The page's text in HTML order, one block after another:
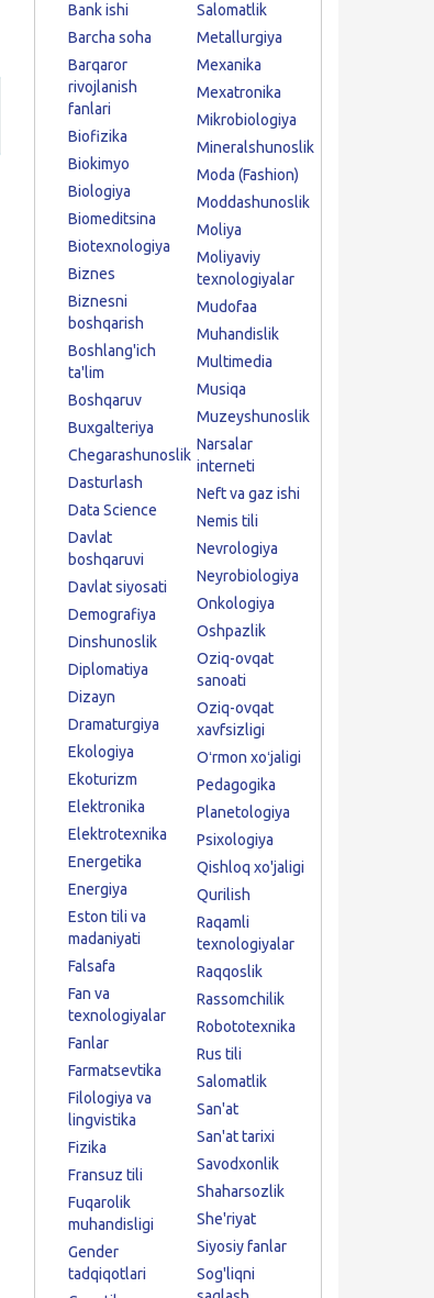
Bank ishi
Barcha soha
Barqaror
rivojlanish
fanlari
Biofizika
Biokimyo
Biologiya
Biomeditsina
Biotexnologiya
Biznes
Biznesni
boshqarish
Boshlang'ich
ta'lim
Boshqaruv
Buxgalteriya
Chegarashunoslik
Dasturlash
Data Science
Davlat
boshqaruvi
Davlat siyosati
Demografiya
Dinshunoslik
Diplomatiya
Dizayn
Dramaturgiya
Ekologiya
Ekoturizm
Elektronika
Elektrotexnika
Energetika
Energiya
Eston tili va
madaniyati
Falsafa
Fan va
texnologiyalar
Fanlar
Farmatsevtika
Filologiya va
lingvistika
Fizika
Fransuz tili
Fuqarolik
muhandisligi
Gender
tadqiqotlari
Salomatlik
Metallurgiya
Mexanika
Mexatronika
Mikrobiologiya
Mineralshunoslik
Moda (Fashion)
Moddashunoslik
Moliya
Moliyaviy
texnologiyalar
Mudofaa
Muhandislik
Multimedia
Musiqa
Muzeyshunoslik
Narsalar
interneti
Neft va gaz ishi
Nemis tili
Nevrologiya
Neyrobiologiya
Onkologiya
Oshpazlik
Oziq-ovqat
sanoati
Oziq-ovqat
xavfsizligi
Oʻrmon xoʻjaligi
Pedagogika
Planetologiya
Psixologiya
Qishloq xo'jaligi
Qurilish
Raqamli
texnologiyalar
Raqqoslik
Rassomchilik
Robototexnika
Rus tili
Salomatlik
San'at
San'at tarixi
Savodxonlik
Shaharsozlik
She'riyat
Siyosiy fanlar
Sog'liqni